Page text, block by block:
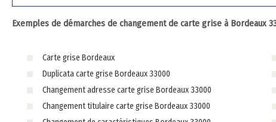
Exemples de démarches de changement de carte grise à Bordeaux
Carte grise Bordeaux
Duplicata carte grise Bordeaux 33000
Changement adresse carte grise Bordeaux 33000
Changement titulaire carte grise Bordeaux 33000